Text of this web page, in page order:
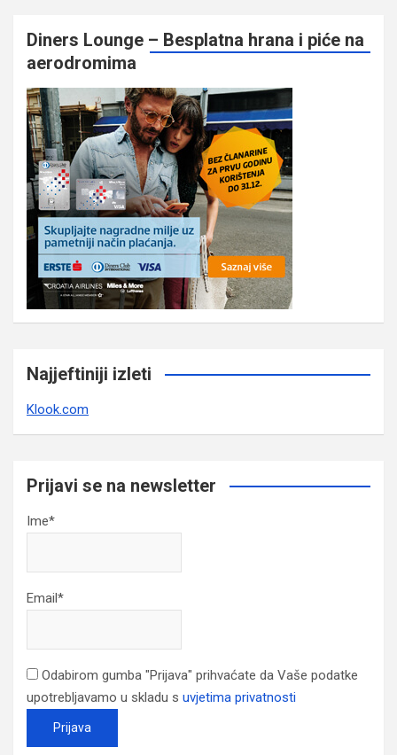
Diners Lounge – Besplatna hrana i piće na
aerodromima
Najjeftiniji izleti
Klook.com
Prijavi se na newsletter
Ime*
Email*
Odabirom gumba "Prijava" prihvaćate da Vaše podatke
upotrebljavamo u skladu s uvjetima privatnosti